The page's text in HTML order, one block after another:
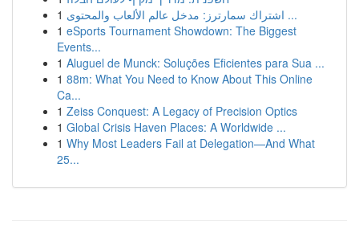
1
اشتراك سمارترز: مدخل عالم الألعاب والمحتوى ...
1 eSports Tournament Showdown: The Biggest
Events...
1 Aluguel de Munck: Soluções Eficientes para Sua ...
1 88m: What You Need to Know About This Online
Ca...
1 Zeiss Conquest: A Legacy of Precision Optics
1 Global Crisis Haven Places: A Worldwide ...
1 Why Most Leaders Fail at Delegation—And What
25...